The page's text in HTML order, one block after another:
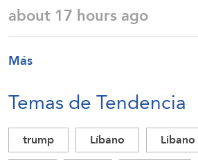
about 17 hours ago
Más
Temas de Tendencia
trump Líbano Libano